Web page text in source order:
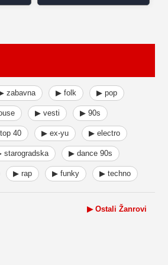
zabavna ▶ folk ▶ pop
▶ vesti ▶ 90s
40 ▶ ex-yu ▶ electro
starogradska ▶ dance 90s
▶ rap ▶ funky ▶ techno
▶ Ostali Žanrovi